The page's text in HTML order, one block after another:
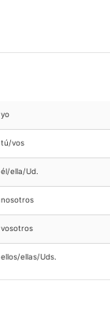
yo
tú/vos
él/ella/Ud.
nosotros
vosotros
ellos/ellas/Uds.